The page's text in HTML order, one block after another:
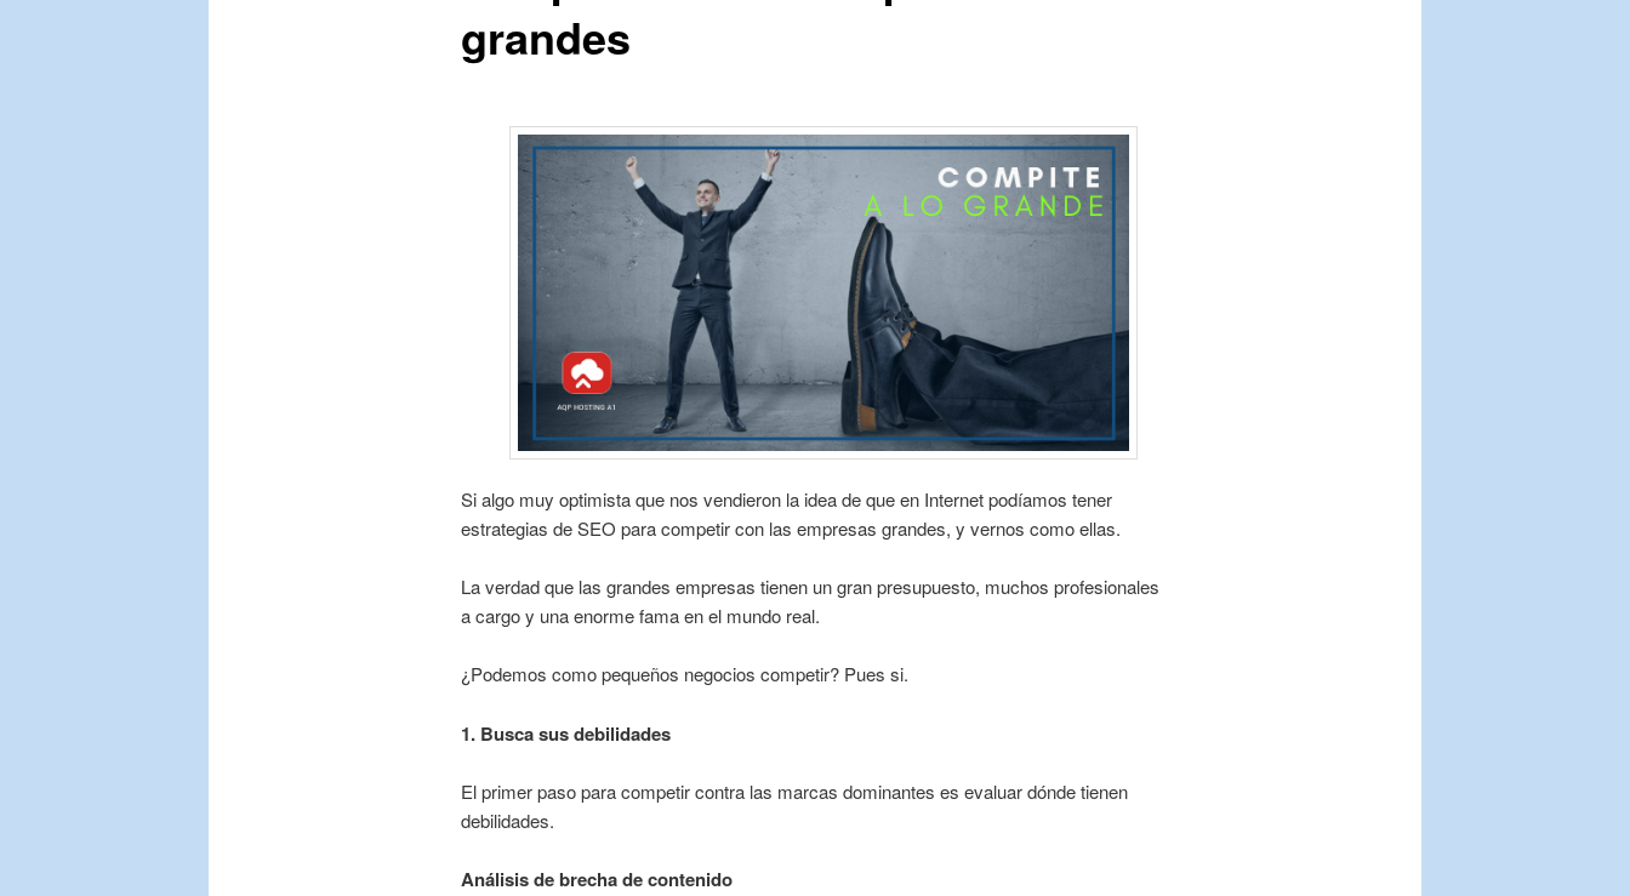
grandes
Si algo muy optimista que nos vendieron la idea de que en Internet podíamos tener
estrategias de SEO para competir con las empresas grandes, y vernos como ellas.
La verdad que las grandes empresas tienen un gran presupuesto, muchos profesionales
a cargo y una enorme fama en el mundo real.
¿Podemos como pequeños negocios competir? Pues si.
1. Busca sus debilidades
El primer paso para competir contra las marcas dominantes es evaluar dónde tienen
debilidades.
Análisis de brecha de contenido